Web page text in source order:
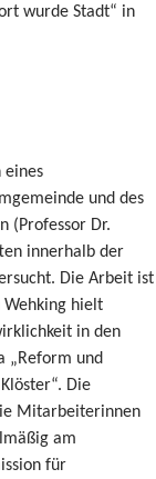
wurde Stadt“ in
eines
und des
(Professor Dr.
innerhalb der
Die Arbeit ist
Wehking hielt
in den
„Reform und
Die
Mitarbeiterinnen
am
für